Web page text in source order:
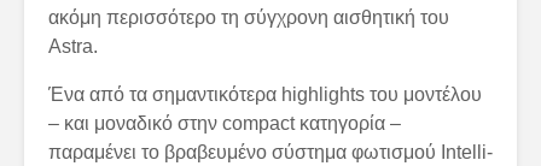
ακόμη περισσότερο τη σύγχρονη αισθητική του
Astra.
Ένα από τα σημαντικότερα highlights του μοντέλου
– και μοναδικό στην compact κατηγορία –
παραμένει το βραβευμένο σύστημα φωτισμού Intelli-